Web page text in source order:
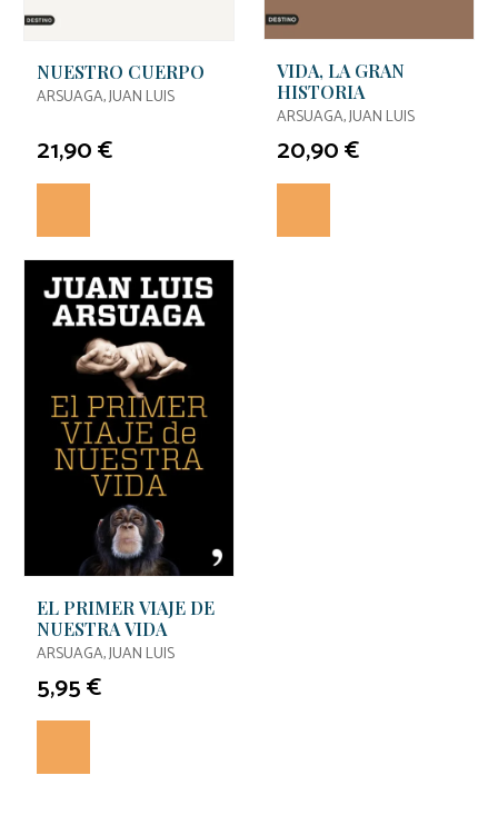
NUESTRO CUERPO
ARSUAGA, JUAN LUIS
21,90 €
VIDA, LA GRAN
HISTORIA
ARSUAGA, JUAN LUIS
20,90 €
EL PRIMER VIAJE DE
NUESTRA VIDA
ARSUAGA, JUAN LUIS
5,95 €